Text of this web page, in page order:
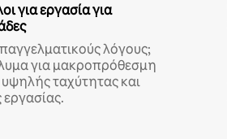
για εργασία για
λόγους;
για μακροπρόθεσμη
ταχύτητας και
εργασίας.